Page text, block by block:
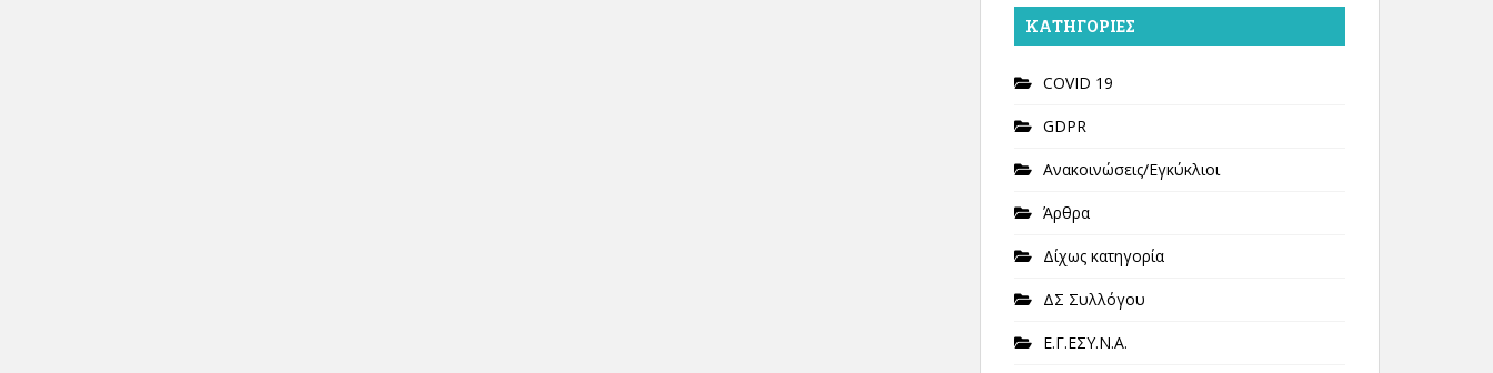
KΑΤΗΓΟΡΊΕΣ
COVID 19
GDPR
Ανακοινώσεις/Εγκύκλιοι
Άρθρα
Δίχως κατηγορία
ΔΣ Συλλόγου
Ε.Γ.ΕΣΥ.Ν.Α.